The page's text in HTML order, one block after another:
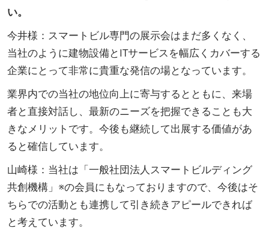
い。
今井様：スマートビル専門の展示会はまだ多くなく、
当社のように建物設備とITサービスを幅広くカバーする
企業にとって非常に貴重な発信の場となっています。
業界内での当社の地位向上に寄与するとともに、来場
者と直接対話し、最新のニーズを把握できることも大
きなメリットです。今後も継続して出展する価値があ
ると確信しています。
山崎様：当社は「一般社団法人スマートビルディング
共創機構」※の会員にもなっておりますので、今後はそ
ちらでの活動とも連携して引き続きアピールできれば
と考えています。